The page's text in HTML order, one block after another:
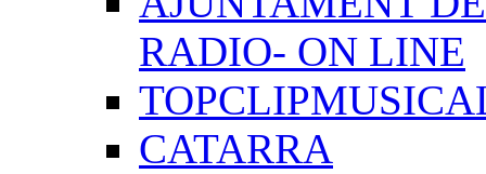
RADIO- ON LINE
CATARRA